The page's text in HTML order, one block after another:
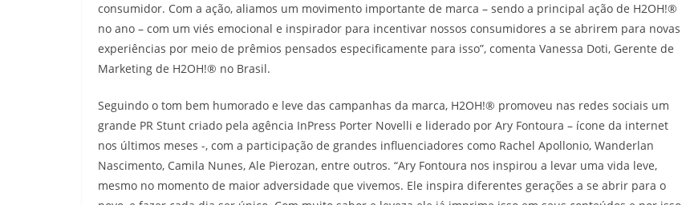
consumidor. Com a ação, aliamos um movimento importante de marca – sendo a principal ação de H2OH!®
no ano – com um viés emocional e inspirador para incentivar nossos consumidores a se abrirem para novas
experiências por meio de prêmios pensados especificamente para isso”, comenta Vanessa Doti, Gerente de
Marketing de H2OH!® no Brasil.
Seguindo o tom bem humorado e leve das campanhas da marca, H2OH!® promoveu nas redes sociais um
grande PR Stunt criado pela agência InPress Porter Novelli e liderado por Ary Fontoura – ícone da internet
nos últimos meses -, com a participação de grandes influenciadores como Rachel Apollonio, Wanderlan
Nascimento, Camila Nunes, Ale Pierozan, entre outros. “Ary Fontoura nos inspirou a levar uma vida leve,
mesmo no momento de maior adversidade que vivemos. Ele inspira diferentes gerações a se abrir para o